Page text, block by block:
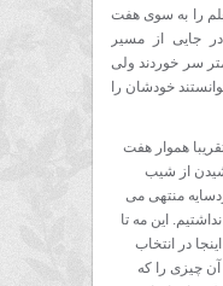
را به سوی هفت
جایی از مسیر
سر خوردند ولی
خودشان را
هموار هفت
از شیب
منتهی می
این مه تا
در انتخاب
چیزی را که